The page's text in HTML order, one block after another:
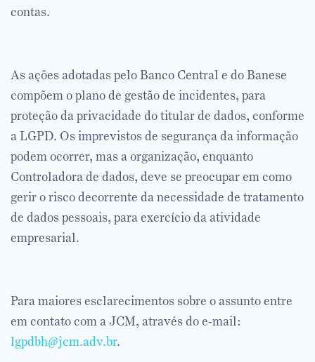
contas.
As ações adotadas pelo Banco Central e do Banese
compõem o plano de gestão de incidentes, para
proteção da privacidade do titular de dados, conforme
a LGPD. Os imprevistos de segurança da informação
podem ocorrer, mas a organização, enquanto
Controladora de dados, deve se preocupar em como
gerir o risco decorrente da necessidade de tratamento
de dados pessoais, para exercício da atividade
empresarial.
Para maiores esclarecimentos sobre o assunto entre
em contato com a JCM, através do e-mail:
lgpdbh@jcm.adv.br.